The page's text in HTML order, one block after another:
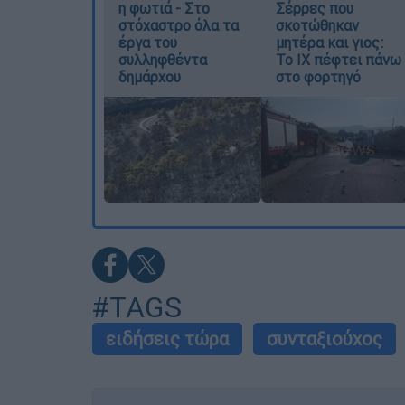
η φωτιά - Στο
στόχαστρο όλα τα
έργα του
συλληφθέντα
δημάρχου
Σέρρες που
σκοτώθηκαν
μητέρα και γιος:
Το ΙΧ πέφτει πάνω
στο φορτηγό
#TAGS
ειδήσεις τώρα συνταξιούχος